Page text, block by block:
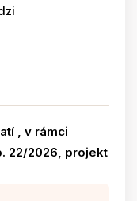
, v rámci
22/2026, projekt